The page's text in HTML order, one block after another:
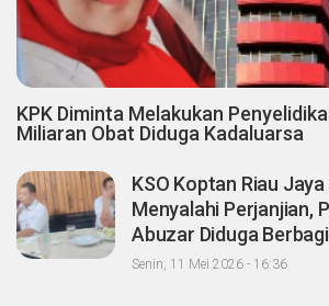
KPK Diminta Melakukan
Miliaran Obat Diduga Kadaluarsa
KSO Koptan Riau
Menyalahi Perjanjian,
Abuzar Diduga
Sawit dengan Oknum
Senin, 11 Mei 2026 - 16:36